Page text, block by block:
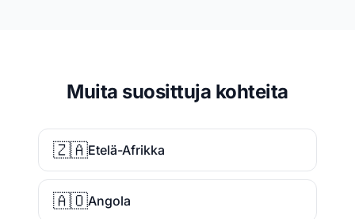
Muita suosittuja kohteita
🇿🇦Etelä-Afrikka
🇦🇴Angola